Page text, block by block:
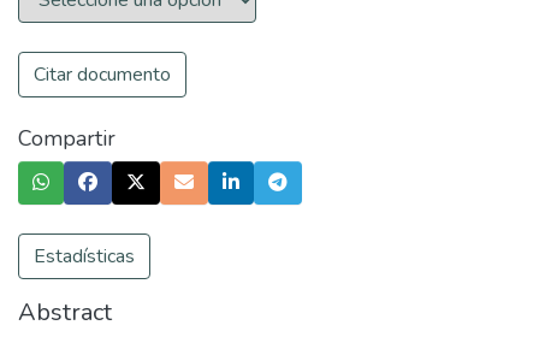
Citar documento
Compartir
Estadísticas
Abstract